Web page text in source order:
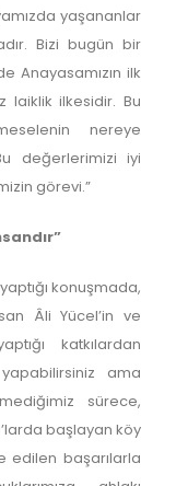
yaşananlar
Bizi bugün bir
ilk
laiklik ilkesidir. Bu
nereye
değerlerimizi iyi
görevi.”
konuşmada,
Âli Yücel’in ve
katkılardan
ama
sürece,
başlayan köy
edilen başarılarla